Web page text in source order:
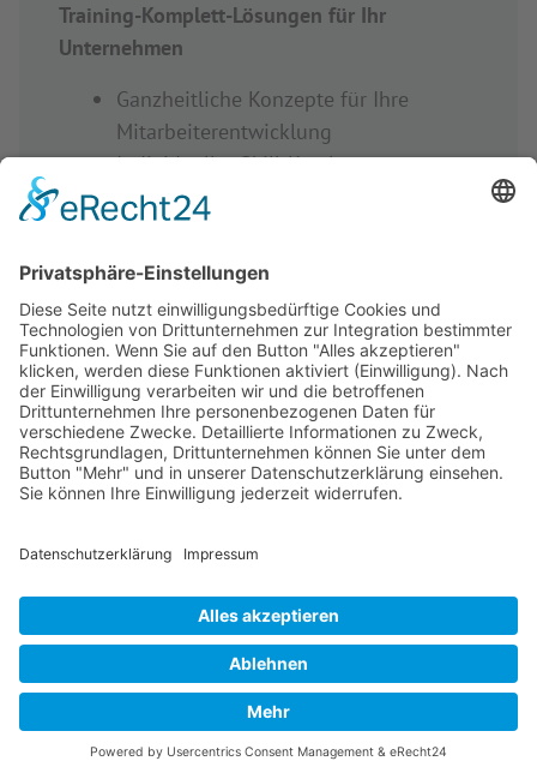
Training-Komplett-Lösungen für Ihr
Unternehmen
Ganzheitliche Konzepte für Ihre
Mitarbeiterentwicklung
Individueller Skill-Katalog zur
Erweiterung Ihres internen
Weiterbildungsangebot
Nachhaltige Personalentwicklung
Jetzt anfragen
Richtige für Sie ist. >>